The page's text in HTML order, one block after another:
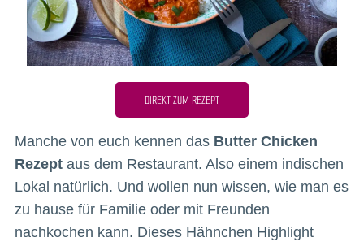
DIREKT ZUM REZEPT
Manche von euch kennen das Butter Chicken
Rezeptaus dem Restaurant. Also einem indischen
Lokal natürlich. Und wollen nun wissen, wie man es
zu hause für Familie oder mit Freunden
nachkochen kann. Dieses Hähnchen Highlight